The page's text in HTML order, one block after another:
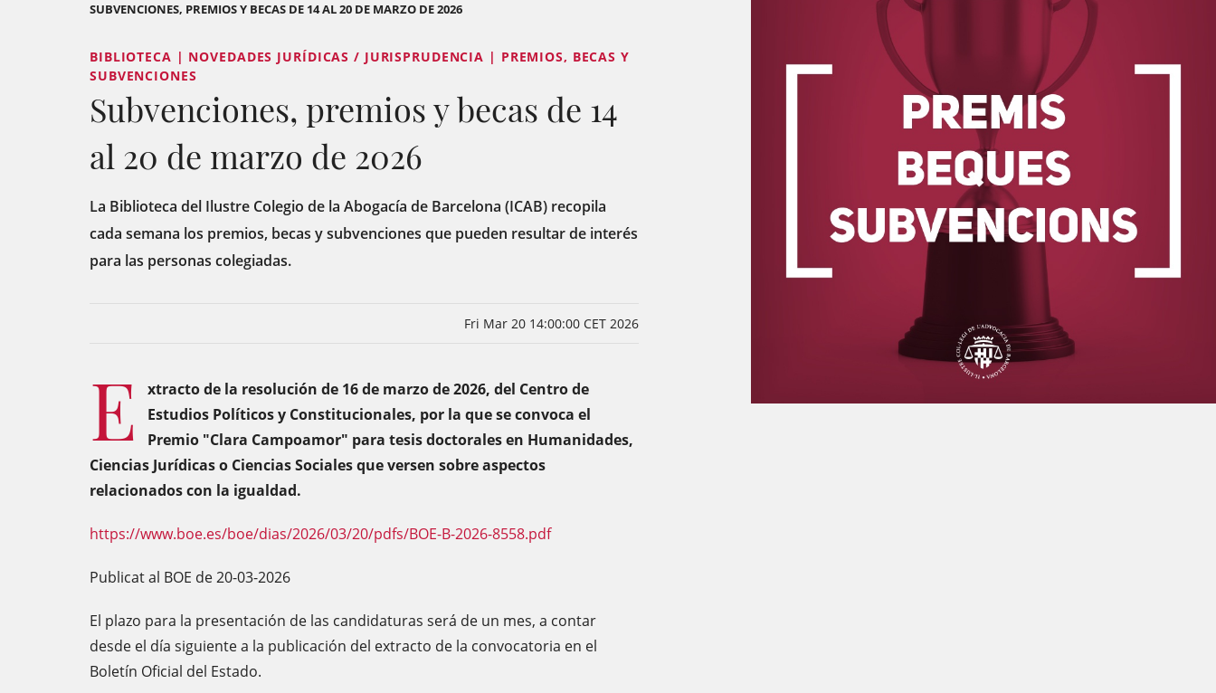
SUBVENCIONES, PREMIOS Y BECAS DE 14 AL 20 DE MARZO DE 2026
BIBLIOTECA | NOVEDADES JURÍDICAS / JURISPRUDENCIA | PREMIOS, BECAS Y
SUBVENCIONES
Subvenciones, premios y becas de 14
al 20 de marzo de 2026
La Biblioteca del Ilustre Colegio de la Abogacía de Barcelona (ICAB) recopila
cada semana los premios, becas y subvenciones que pueden resultar de interés
para las personas colegiadas.
Fri Mar 20 14:00:00 CET 2026
E
xtracto de la resolución de 16 de marzo de 2026, del Centro de
Estudios Políticos y Constitucionales, por la que se convoca el
Premio "Clara Campoamor" para tesis doctorales en Humanidades,
Ciencias Jurídicas o Ciencias Sociales que versen sobre aspectos
relacionados con la igualdad.
https://www.boe.es/boe/dias/2026/03/20/pdfs/BOE-B-2026-8558.pdf
Publicat al BOE de 20-03-2026
El plazo para la presentación de las candidaturas será de un mes, a contar
desde el día siguiente a la publicación del extracto de la convocatoria en el
Boletín Oficial del Estado.